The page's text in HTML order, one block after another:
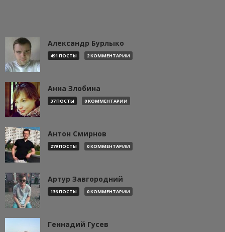
Александр Бурлыко
491 ПОСТЫ 2 КОММЕНТАРИИ
Анна Злобина
37 ПОСТЫ 0 КОММЕНТАРИИ
Антон Смирнов
279 ПОСТЫ 0 КОММЕНТАРИИ
Артур Завгородний
136 ПОСТЫ 0 КОММЕНТАРИИ
Геннадий Гусев